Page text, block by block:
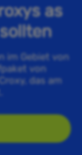
as
im Gebiet von
von
das am